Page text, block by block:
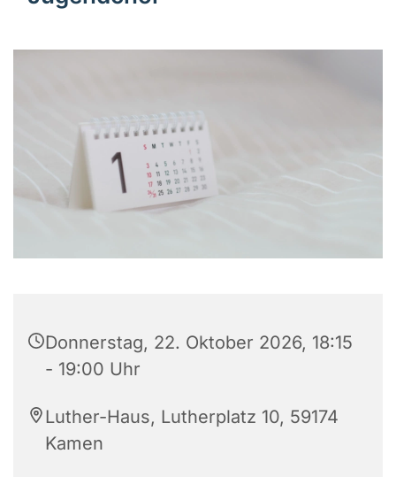
Donnerstag, 22. Oktober 2026, 18:15
- 19:00 Uhr
Luther-Haus, Lutherplatz 10, 59174
Kamen